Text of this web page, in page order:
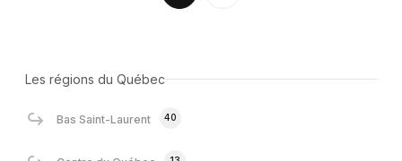
Les régions du Québec
Bas Saint-Laurent 40